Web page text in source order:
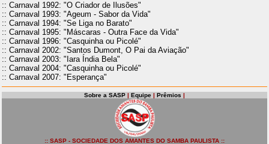
:: Carnaval 1992: "O Criador de Ilusões"
:: Carnaval 1993: "Ageum - Sabor da Vida"
:: Carnaval 1994: "Se Liga no Barato"
:: Carnaval 1995: "Máscaras - Outra Face da Vida"
:: Carnaval 1996: "Casquinha ou Picolé"
:: Carnaval 2002: "Santos Dumont, O Pai da Aviação"
:: Carnaval 2003: "Iara Índia Bela"
:: Carnaval 2004: "Casquinha ou Picolé"
:: Carnaval 2007: "Esperança"
Sobre a SASP | Equipe | Prêmios |
:: SASP - SOCIEDADE DOS AMANTES DO SAMBA PAULISTA ::